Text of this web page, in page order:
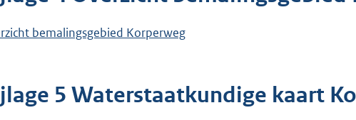
bemalingsgebied Korperweg
5 Waterstaatkundige kaart